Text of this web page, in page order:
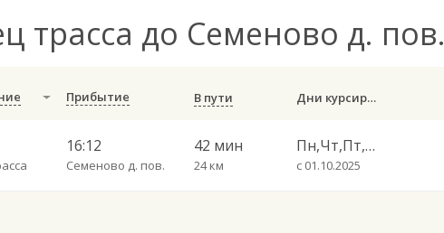
трасса до Семеново д. пов.
Прибытие В пути Дни курсирования
16:12
Семеново д. пов.
42 мин
24 км
Пн,Чт,Пт,Сб,Вс
с 01.10.2025